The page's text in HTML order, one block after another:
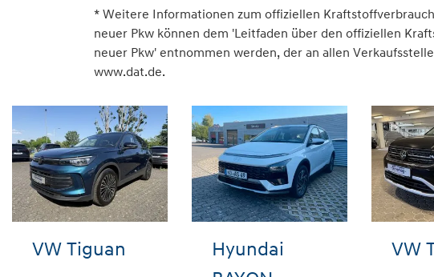
* Weitere Informationen zum offiziellen
neuer Pkw können dem 'Leitfaden über den offiziellen
neuer Pkw' entnommen werden, der an allen
www.dat.de.
VW up! Hyundai i10 VW